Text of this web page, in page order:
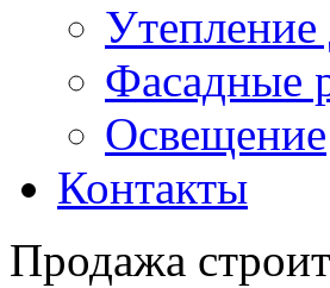
Утепление
Фасадные
Освещение
Контакты
Продажа